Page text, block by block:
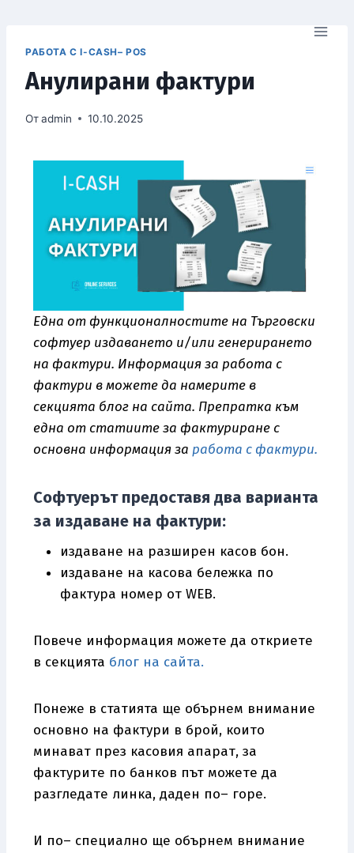
РАБОТА С I-CASH– POS
Анулирани фактури
Отadmin 10.10.2025
Една от функционалностите на Търговски
софтуер издаването и/или генерирането
на фактури. Информация за работа с
фактури в можете да намерите в
секцията блог на сайта. Препратка към
една от статиите за фактуриране с
основна информация за работа с фактури.
Софтуерът предоставя два варианта
за издаване на фактури:
издаване на разширен касов бон.
издаване на касова бележка по
фактура номер от WEB.
Повече информация можете да откриете
в секцията блог на сайта.
Понеже в статията ще обърнем внимание
основно на фактури в брой, които
минават през касовия апарат, за
фактурите по банков път можете да
разгледате линка, даден по– горе.
И по– специално ще обърнем внимание